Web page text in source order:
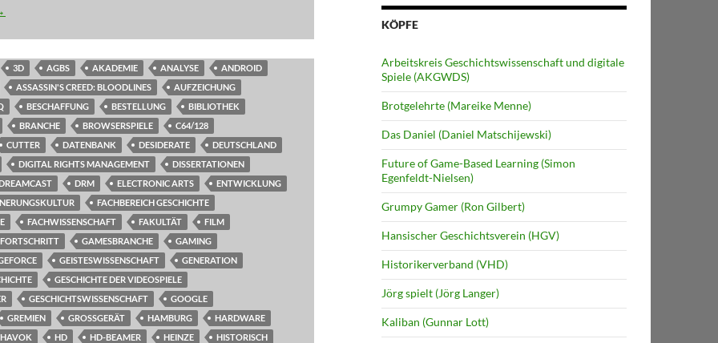
GameBox Advance
3D AGBS AKADEMIE ANALYSE
ANDROID
ASSASSIN'S CREED: BLOODLINES
AUFZEICHUNG
BESCHAFFUNG BESTELLUNG
BIBLIOTHEK
BRANCHE BROWSERSPIELE
C64/128
CUTTER DATENBANK DESIDERATE
DEUTSCHLAND
DIGITAL RIGHTS MANAGEMENT
DISSERTATIONEN
DRM ELECTRONIC ARTS
ENTWICKLUNG
FACHBEREICH GESCHICHTE
FACHWISSENSCHAFT FAKULTÄT
FILM
FORTSCHRITT GAMESBRANCHE
GAMING
GEISTESWISSENSCHAFT
GENERATION
GESCHICHTE DER VIDEOSPIELE
GESCHICHTSWISSENSCHAFT
GOOGLE
GREMIEN GROSSGERÄT HAMBURG
HARDWARE
HAVOK HD HD-BEAMER HEINZE
HISTORISCH
KÖPFE
Arbeitskreis Geschichtswissenschaft und digitale
Spiele (AKGWDS)
Brotgelehrte (Mareike Menne)
Das Daniel (Daniel Matschijewski)
Future of Game-Based Learning (Simon
Egenfeldt-Nielsen)
Grumpy Gamer (Ron Gilbert)
Hansischer Geschichtsverein (HGV)
Historikerverband (VHD)
Jörg spielt (Jörg Langer)
Kaliban (Gunnar Lott)